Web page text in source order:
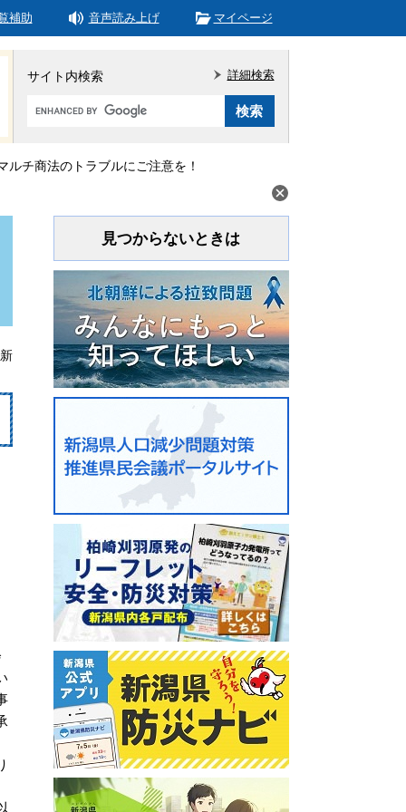
補助 音声読み上げ マイページ
サイト内検索
Google
タ
ム
詳細検索
チ商法のトラブルにご注意を！
見つからないときは